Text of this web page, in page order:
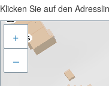
Klicken Sie auf den
+
–